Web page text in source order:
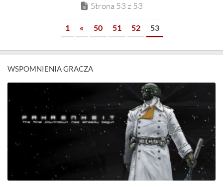
Strona 53 z 53
1 « 50 51 52 53
WSPOMNIENIA GRACZA